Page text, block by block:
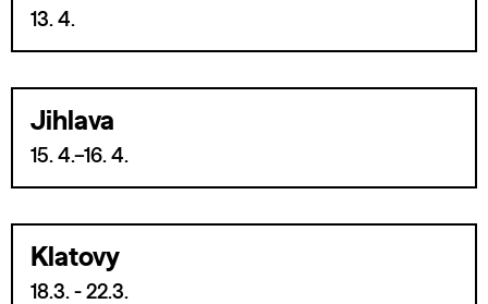
13. 4.
Jihlava
15. 4.–16. 4.
Klatovy
18.3. - 22.3.